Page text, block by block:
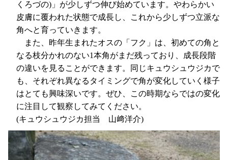
くろづの)」が少しずつ伸び始めています。やわらかい
皮膚に覆われた状態で成長し、これから少しずつ立派な
角へと育っていきます。
また、昨年生まれたオスの「フク」は、初めての角と
なる枝分かれのない1本角がまだ残っており、成長段階
の違いを見ることができます。同じキュウシュウジカで
も、それぞれ異なるタイミングで角が変化していく様子
はとても興味深いです。ぜひ、この時期ならではの変化
に注目して観察してみてください。
(キュウシュウジカ担当 山﨑洋介)